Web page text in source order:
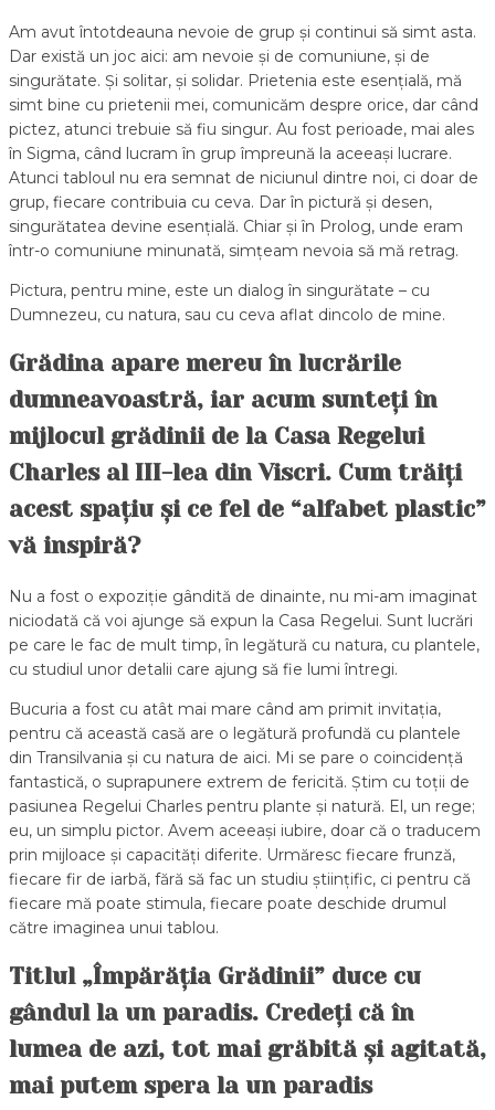
Am avut întotdeauna nevoie de grup și continui să simt asta.
Dar există un joc aici: am nevoie și de comuniune, și de
singurătate. Și solitar, și solidar. Prietenia este esențială, mă
simt bine cu prietenii mei, comunicăm despre orice, dar când
pictez, atunci trebuie să fiu singur. Au fost perioade, mai ales
în Sigma, când lucram în grup împreună la aceeași lucrare.
Atunci tabloul nu era semnat de niciunul dintre noi, ci doar de
grup, fiecare contribuia cu ceva. Dar în pictură și desen,
singurătatea devine esențială. Chiar și în Prolog, unde eram
într-o comuniune minunată, simțeam nevoia să mă retrag.
Pictura, pentru mine, este un dialog în singurătate – cu
Dumnezeu, cu natura, sau cu ceva aflat dincolo de mine.
Grădina apare mereu în lucrările
dumneavoastră, iar acum sunteți în
mijlocul grădinii de la Casa Regelui
Charles al III-lea din Viscri. Cum trăiți
acest spațiu și ce fel de “alfabet plastic”
vă inspiră?
Nu a fost o expoziție gândită de dinainte, nu mi-am imaginat
niciodată că voi ajunge să expun la Casa Regelui. Sunt lucrări
pe care le fac de mult timp, în legătură cu natura, cu plantele,
cu studiul unor detalii care ajung să fie lumi întregi.
Bucuria a fost cu atât mai mare când am primit invitația,
pentru că această casă are o legătură profundă cu plantele
din Transilvania și cu natura de aici. Mi se pare o coincidență
fantastică, o suprapunere extrem de fericită. Știm cu toții de
pasiunea Regelui Charles pentru plante și natură. El, un rege;
eu, un simplu pictor. Avem aceeași iubire, doar că o traducem
prin mijloace și capacități diferite. Urmăresc fiecare frunză,
fiecare fir de iarbă, fără să fac un studiu științific, ci pentru că
fiecare mă poate stimula, fiecare poate deschide drumul
către imaginea unui tablou.
Titlul „Împărăția Grădinii” duce cu
gândul la un paradis. Credeți că în
lumea de azi, tot mai grăbită și agitată,
mai putem spera la un paradis